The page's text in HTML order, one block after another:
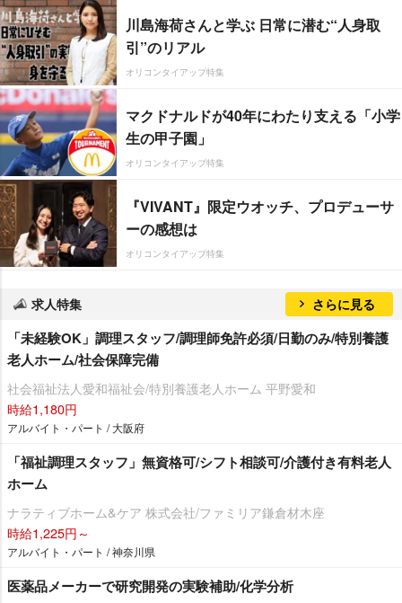
川島海荷さんと学ぶ 日常に潜む“人身取
引”のリアル
オリコンタイアップ特集
マクドナルドが40年にわたり支える「小学
生の甲子園」
オリコンタイアップ特集
『VIVANT』限定ウオッチ、プロデューサ
ーの感想は
オリコンタイアップ特集
求人特集 さらに見る
「未経験OK」調理スタッフ/調理師免許必須/日勤のみ/特別養護
老人ホーム/社会保障完備
社会福祉法人愛和福祉会/特別養護老人ホーム 平野愛和
時給1,180円
アルバイト・パート / 大阪府
「福祉調理スタッフ」無資格可/シフト相談可/介護付き有料老人
ホーム
ナラティブホーム&ケア 株式会社/ファミリア鎌倉材木座
時給1,225円～
アルバイト・パート / 神奈川県
医薬品メーカーで研究開発の実験補助/化学分析